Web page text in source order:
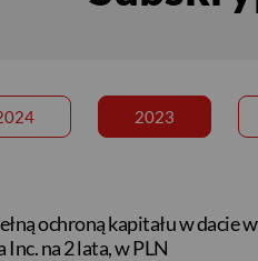
2023
ochroną kapitału w dacie
na 2 lata, w PLN